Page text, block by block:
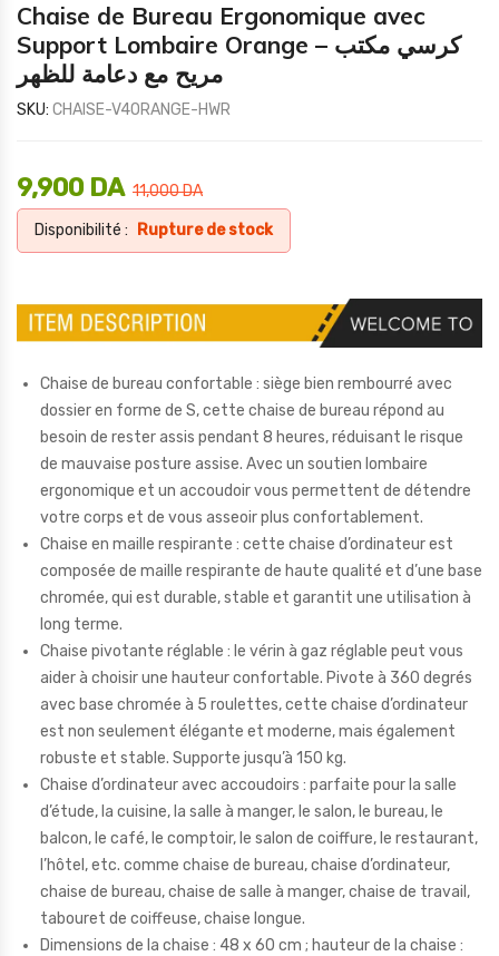
Chaise de Bureau Ergonomique avec
Support Lombaire Orange – كرسي مكتب
مريح مع دعامة للظهر
SKU: CHAISE-V4ORANGE-HWR
11,000DA
9,900 DA
Disponibilité : Rupture de stock
Chaise de bureau confortable : siège bien rembourré avec
dossier en forme de S, cette chaise de bureau répond au
besoin de rester assis pendant 8 heures, réduisant le risque
de mauvaise posture assise. Avec un soutien lombaire
ergonomique et un accoudoir vous permettent de détendre
votre corps et de vous asseoir plus confortablement.
Chaise en maille respirante : cette chaise d’ordinateur est
composée de maille respirante de haute qualité et d’une base
chromée, qui est durable, stable et garantit une utilisation à
long terme.
Chaise pivotante réglable : le vérin à gaz réglable peut vous
aider à choisir une hauteur confortable. Pivote à 360 degrés
avec base chromée à 5 roulettes, cette chaise d’ordinateur
est non seulement élégante et moderne, mais également
robuste et stable. Supporte jusqu’à 150 kg.
Chaise d’ordinateur avec accoudoirs : parfaite pour la salle
d’étude, la cuisine, la salle à manger, le salon, le bureau, le
balcon, le café, le comptoir, le salon de coiffure, le restaurant,
l’hôtel, etc. comme chaise de bureau, chaise d’ordinateur,
chaise de bureau, chaise de salle à manger, chaise de travail,
tabouret de coiffeuse, chaise longue.
Dimensions de la chaise : 48 x 60 cm ; hauteur de la chaise :